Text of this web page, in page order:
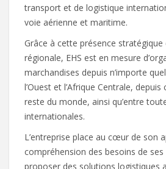
transport et de logistique
voie aérienne et maritime.
Grâce à cette présence
régionale, EHS est en mesure
marchandises depuis n’importe
l’Ouest et l’Afrique Centrale,
reste du monde, ainsi qu’entre
internationales.
L’entreprise place au cœur de son
compréhension des besoins de
proposer des solutions logistiques